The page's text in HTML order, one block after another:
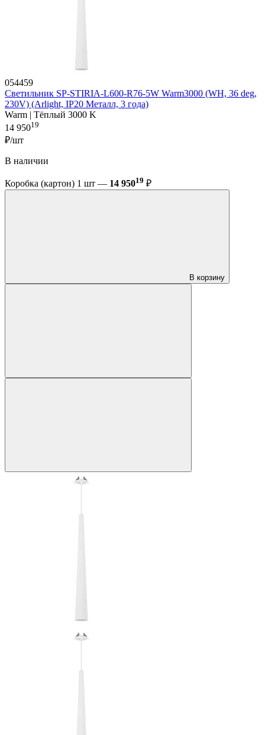
054459
Светильник SP-STIRIA-L600-R76-5W Warm3000 (WH, 36 deg,
230V) (Arlight, IP20 Металл, 3 года)
Warm | Тёплый 3000 K
14 95019
₽/шт
В наличии
Коробка (картон) 1 шт — 14 95019 ₽
В корзину